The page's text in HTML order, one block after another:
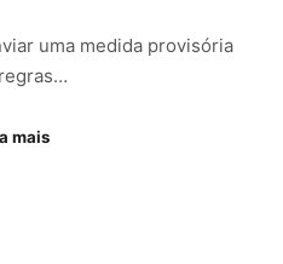
uma medida provisória
mais